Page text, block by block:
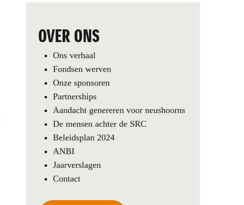
OVER ONS
Ons verhaal
Fondsen werven
Onze sponsoren
Partnerships
Aandacht genereren voor neushoorns
De mensen achter de SRC
Beleidsplan 2024
ANBI
Jaarverslagen
Contact